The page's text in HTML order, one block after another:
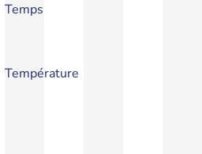
Temps
Température